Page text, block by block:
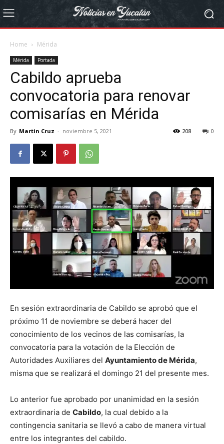
Home Mérida
Mérida Portada
Cabildo aprueba
convocatoria para renovar
comisarías en Mérida
By Martin Cruz - noviembre 5, 2021 0
208
En sesión extraordinaria de Cabildo se aprobó que el
próximo 11 de noviembre se deberá hacer del
conocimiento de los vecinos de las comisarías, la
convocatoria para la votación de la Elección de
Autoridades Auxiliares del Ayuntamiento de Mérida,
misma que se realizará el domingo 21 del presente mes.
Lo anterior fue aprobado por unanimidad en la sesión
extraordinaria de Cabildo, la cual debido a la
contingencia sanitaria se llevó a cabo de manera virtual
entre los integrantes del cabildo.